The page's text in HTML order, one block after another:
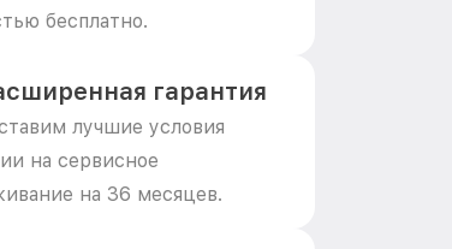
бесплатно.
гарантия
лучшие условия
на сервисное
на 36 месяцев.